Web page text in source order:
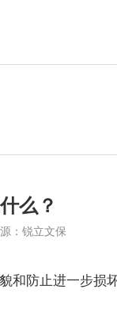
么？
：锐立文保
防止进一步损